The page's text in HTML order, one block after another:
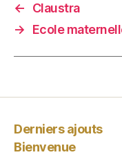
←
Claustra
→
Ecole
Derniers ajouts
Bienvenue